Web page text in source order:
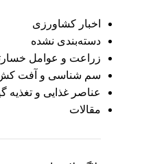
اخبار کشاورزی
دسته‌بندی نشده
زراعت و عوامل
سم شناسی و آفت
عناصر غذایی و تغذیه
مقالات